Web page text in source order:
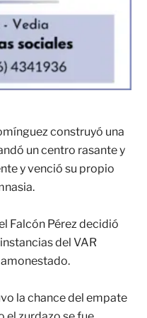
construyó una
un centro rasante y
y venció su propio
Falcón Pérez decidió
del VAR
la chance del empate